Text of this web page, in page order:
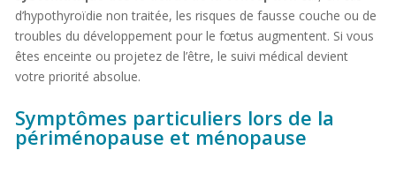
d’hypothyroïdie non traitée, les risques de fausse couche ou de
troubles du développement pour le fœtus augmentent. Si vous
êtes enceinte ou projetez de l’être, le suivi médical devient
votre priorité absolue.
Symptômes particuliers lors de la
périménopause et ménopause